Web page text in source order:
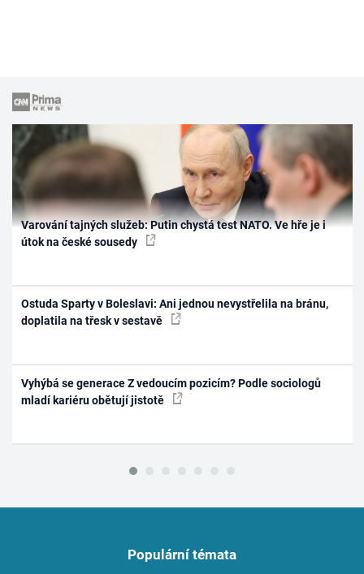
Varování tajných služeb: Putin chystá test NATO. Ve hře je i
útok na české sousedy
Ostuda Sparty v Boleslavi: Ani jednou nevystřelila na bránu,
doplatila na třesk v sestavě
Vyhýbá se generace Z vedoucím pozicím? Podle sociologů
mladí kariéru obětují jistotě
Populární témata